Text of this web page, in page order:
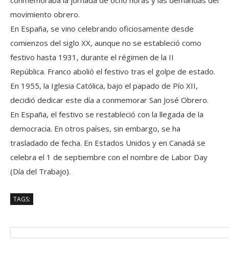
movimiento obrero.
En España, se vino celebrando oficiosamente desde
comienzos del siglo XX, aunque no se estableció como
festivo hasta 1931, durante el régimen de la II
República. Franco abolió el festivo tras el golpe de estado.
En 1955, la Iglesia Católica, bajo el papado de Pío XII,
decidió dedicar este día a conmemorar San José Obrero.
En España, el festivo se restableció con la llegada de la
democracia. En otros países, sin embargo, se ha
trasladado de fecha. En Estados Unidos y en Canadá se
celebra el 1 de septiembre con el nombre de Labor Day
(Día del Trabajo).
TAGS: